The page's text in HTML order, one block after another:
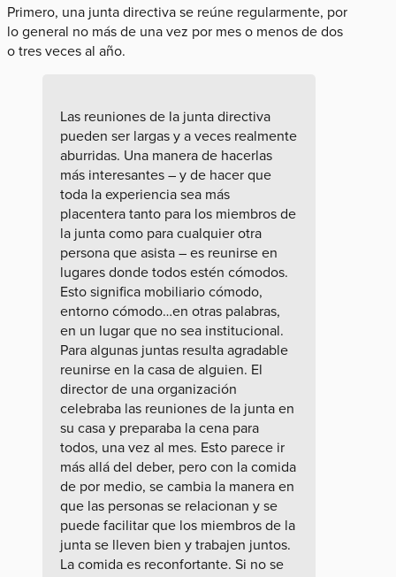
Primero, una junta directiva se reúne regularmente, por
lo general no más de una vez por mes o menos de dos
o tres veces al año.
Las reuniones de la junta directiva
pueden ser largas y a veces realmente
aburridas. Una manera de hacerlas
más interesantes – y de hacer que
toda la experiencia sea más
placentera tanto para los miembros de
la junta como para cualquier otra
persona que asista – es reunirse en
lugares donde todos estén cómodos.
Esto significa mobiliario cómodo,
entorno cómodo…en otras palabras,
en un lugar que no sea institucional.
Para algunas juntas resulta agradable
reunirse en la casa de alguien. El
director de una organización
celebraba las reuniones de la junta en
su casa y preparaba la cena para
todos, una vez al mes. Esto parece ir
más allá del deber, pero con la comida
de por medio, se cambia la manera en
que las personas se relacionan y se
puede facilitar que los miembros de la
junta se lleven bien y trabajen juntos.
La comida es reconfortante. Si no se